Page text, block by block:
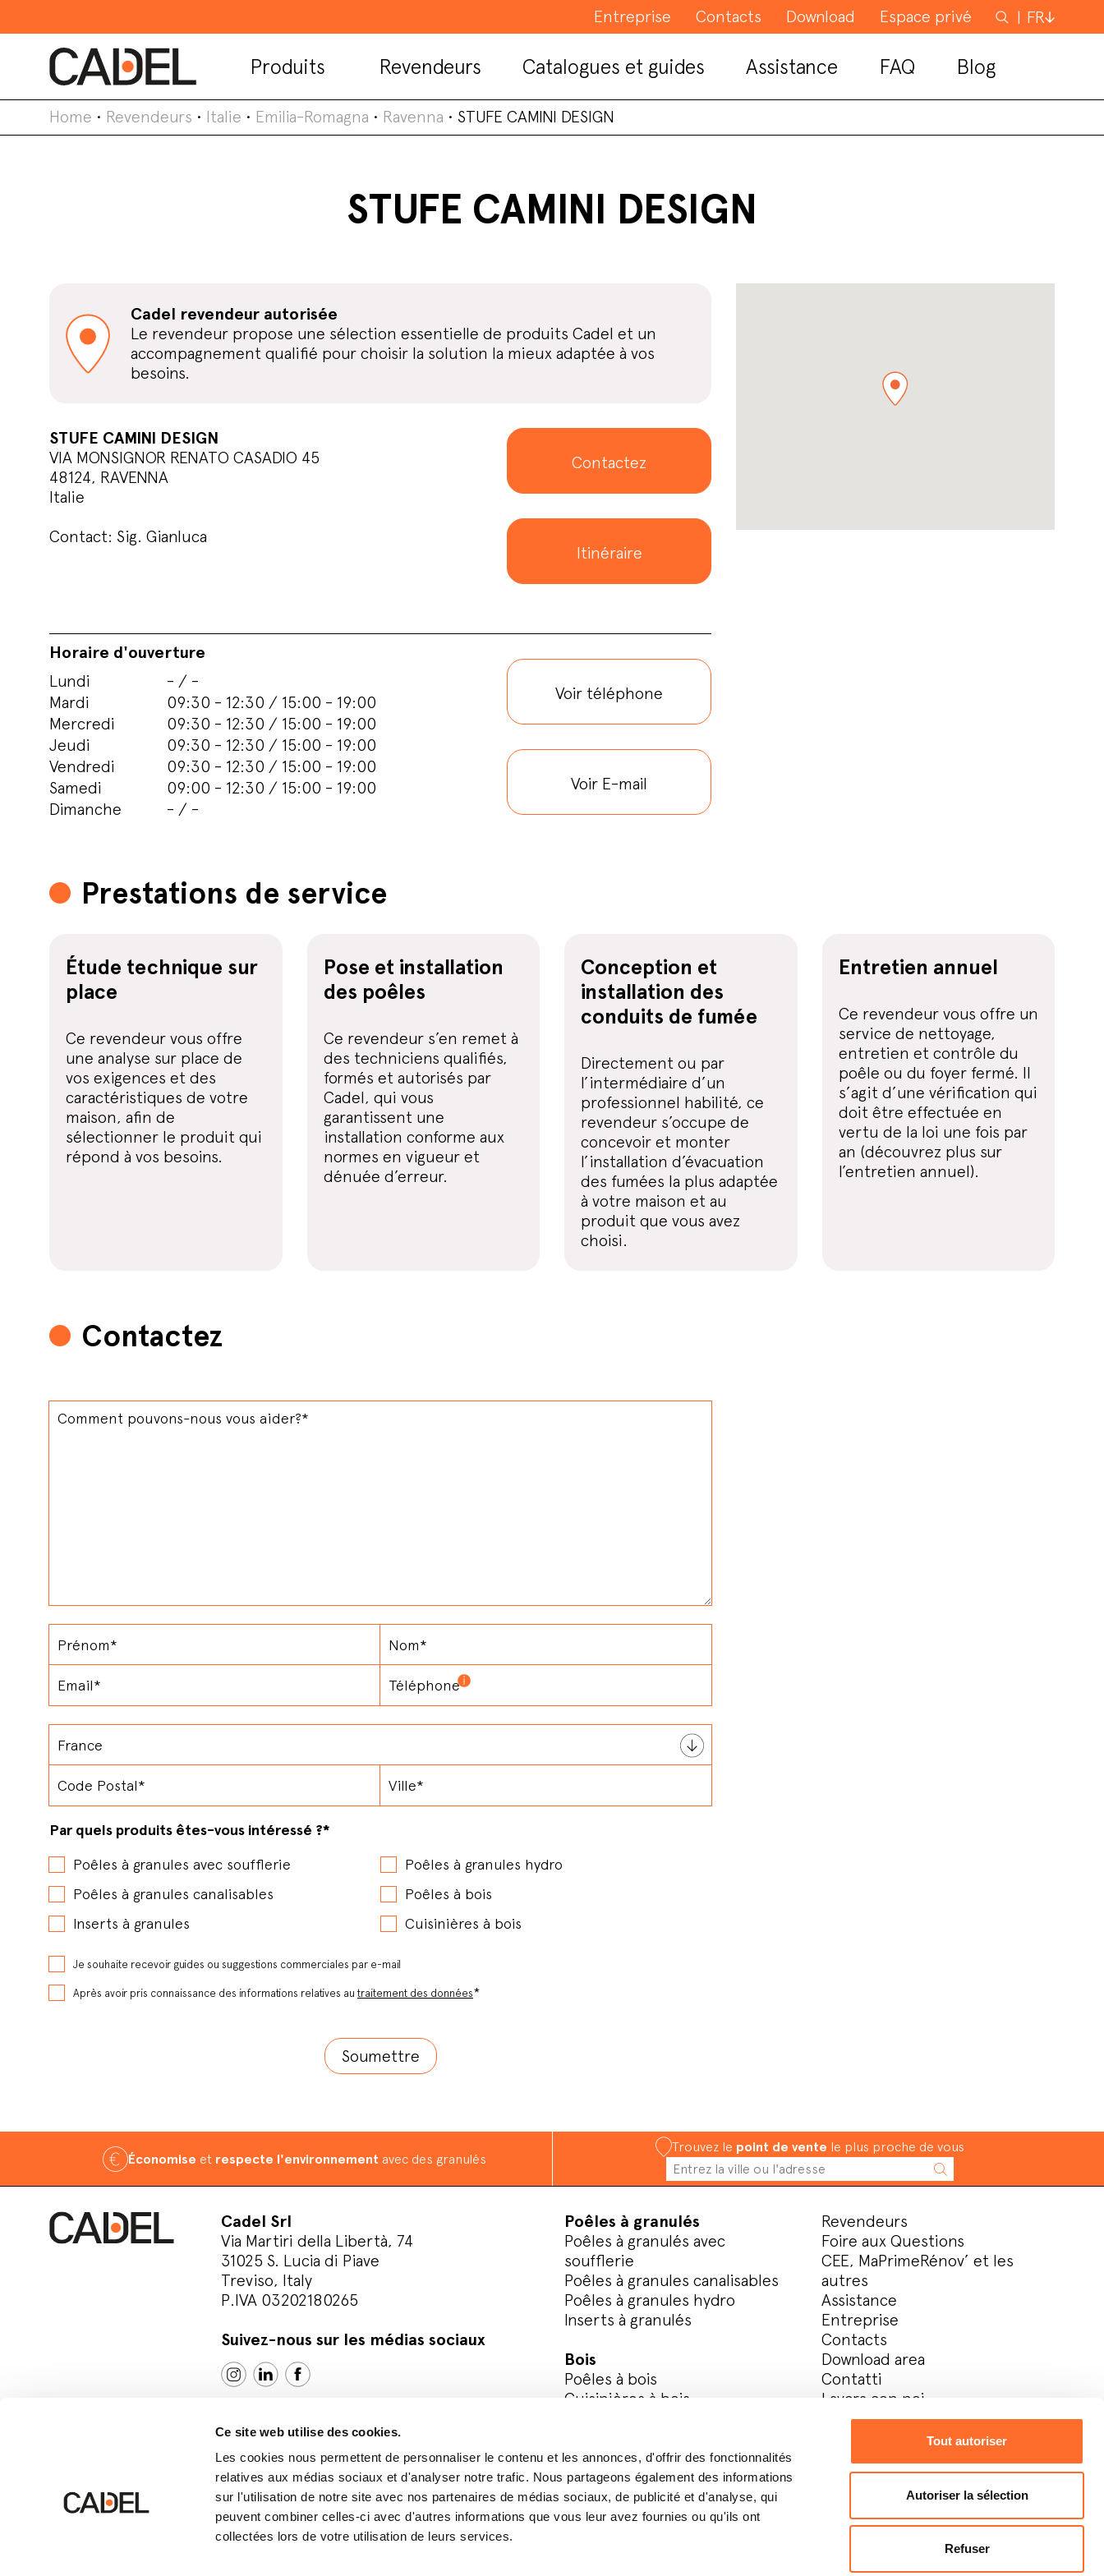
Ce site web utilise des cookies.
Les cookies nous permettent de personnaliser le contenu et les annonces, d'offrir des fonctionnalités
relatives aux médias sociaux et d'analyser notre trafic. Nous partageons également des informations
sur l'utilisation de notre site avec nos partenaires de médias sociaux, de publicité et d'analyse, qui
peuvent combiner celles-ci avec d'autres informations que vous leur avez fournies ou qu'ils ont
collectées lors de votre utilisation de leurs services.
Tout autoriser
Autoriser la sélection
Refuser
Entreprise Contacts Download Espace privé Rechercher
FR
Produits Revendeurs Catalogues et guides Assistance FAQ Blog
Home • Revendeurs • Italie • Emilia-Romagna • Ravenna • STUFE CAMINI DESIGN
STUFE CAMINI DESIGN
Cadel revendeur autorisée
Le revendeur propose une sélection essentielle de produits Cadel et un
accompagnement qualifié pour choisir la solution la mieux adaptée à vos
besoins.
STUFE CAMINI DESIGN
VIA MONSIGNOR RENATO CASADIO 45
48124, RAVENNA
Italie
Contact: Sig. Gianluca
Contactez
Itinéraire
Horaire d'ouverture
Lundi
- / -
Mardi
09:30 - 12:30 / 15:00 - 19:00
Mercredi
09:30 - 12:30 / 15:00 - 19:00
Jeudi
09:30 - 12:30 / 15:00 - 19:00
Vendredi
09:30 - 12:30 / 15:00 - 19:00
Samedi
09:00 - 12:30 / 15:00 - 19:00
Dimanche
- / -
Voir téléphone
Voir E-mail
Prestations de service
Étude technique sur
place
Ce revendeur vous offre
une analyse sur place de
vos exigences et des
caractéristiques de votre
maison, afin de
sélectionner le produit qui
répond à vos besoins.
Pose et installation
des poêles
Ce revendeur s’en remet à
des techniciens qualifiés,
formés et autorisés par
Cadel, qui vous
garantissent une
installation conforme aux
normes en vigueur et
dénuée d’erreur.
Conception et
installation des
conduits de fumée
Directement ou par
l’intermédiaire d’un
professionnel habilité, ce
revendeur s’occupe de
concevoir et monter
l’installation d’évacuation
des fumées la plus adaptée
à votre maison et au
produit que vous avez
choisi.
Entretien annuel
Ce revendeur vous offre un
service de nettoyage,
entretien et contrôle du
poêle ou du foyer fermé. Il
s’agit d’une vérification qui
doit être effectuée en
vertu de la loi une fois par
an (découvrez plus sur
l’entretien annuel).
Contactez
Par quels produits êtes-vous intéressé ?*
Poêles à granules avec soufflerie
Poêles à granules hydro
Poêles à granules canalisables
Poêles à bois
Inserts à granules
Cuisinières à bois
Je souhaite recevoir guides ou suggestions commerciales par e-mail
Après avoir pris connaissance des informations relatives au traitement des données*
Économise et respecte l'environnement avec des granulés
Trouvez le point de vente le plus proche de vous
Cadel Srl
Via Martiri della Libertà, 74
31025 S. Lucia di Piave
Treviso, Italy
P.IVA 03202180265
Suivez-nous sur les médias sociaux
Poêles à granulés
Poêles à granulés avec
soufflerie
Poêles à granules canalisables
Poêles à granules hydro
Inserts à granulés
Bois
Poêles à bois
Cuisinières à bois
Revendeurs
Foire aux Questions
CEE, MaPrimeRénov’ et les
autres
Assistance
Entreprise
Contacts
Download area
Contatti
Lavora con noi
Espace privé
© Cadel Srl Privacy policy Cookie policy Whistleblowing Metodo studioDevelop:OKCS